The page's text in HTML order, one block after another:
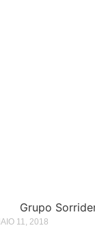
11, 2018